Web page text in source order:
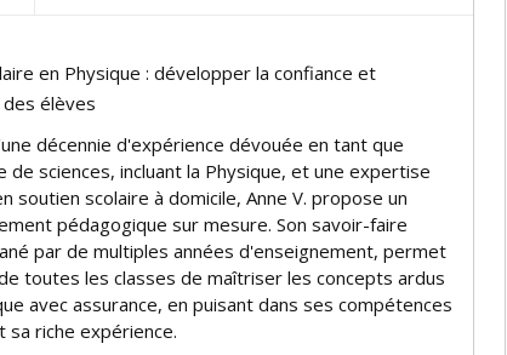
en Physique : développer la confiance et
élèves
décennie d'expérience dévouée en tant que
de sciences, incluant la Physique, et une expertise
soutien scolaire à domicile, Anne V. propose un
pédagogique sur mesure. Son savoir-faire
par de multiples années d'enseignement, permet
toutes les classes de maîtriser les concepts ardus
avec assurance, en puisant dans ses compétences
sa riche expérience.